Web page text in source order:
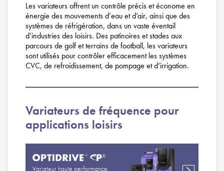
Les variateurs offrent un contrôle précis et économe en
énergie des mouvements d’eau et d’air, ainsi que des
systèmes de réfrigération, dans un vaste éventail
d’industries des loisirs. Des patinoires et stades aux
parcours de golf et terrains de football, les variateurs
sont utilisés pour contrôler efficacement les systèmes
CVC, de refroidissement, de pompage et d’irrigation.
Variateurs de fréquence pour
applications loisirs
Variateur haute performance